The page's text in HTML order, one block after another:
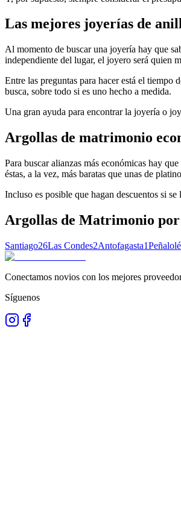
Las mejores joyerías de
Al momento de buscar una joyería hay que
independiente del lugar, el joyero será quien
Entre las preguntas para hacer está el tiempo
busca, sobre todo si es uno hecho a medida.
Una gran ayuda para encontrar la joyería o
Argollas de matrimonio
Para buscar alianzas más económicas hay
éstas, a la vez, más baratas que unas de
Incluso es posible que hagan descuentos si
Argollas de Matrimonio
Santiago26Las Condes2Antofagasta1
Conectamos novios con los mejores
Síguenos